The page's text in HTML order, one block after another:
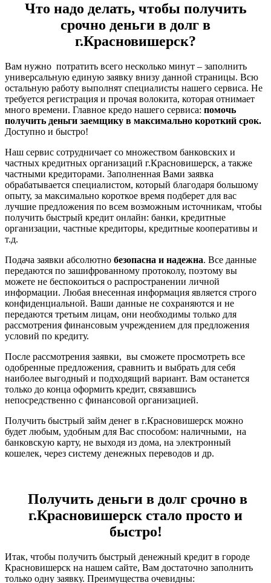
Что надо делать, чтобы получить
срочно деньги в долг в
г.Красновишерск?
Вам нужно потратить всего несколько минут – заполнить
универсальную единую заявку внизу данной страницы. Всю
остальную работу выполнят специалисты нашего сервиса. Не
требуется регистрация и прочая волокита, которая отнимает
много времени. Главное кредо нашего сервиса: помочь
получить деньги заемщику в максимально короткий срок.
Доступно и быстро!
Наш сервис сотрудничает со множеством банковских и
частных кредитных организаций г.Красновишерск, а также
частными кредиторами. Заполненная Вами заявка
обрабатывается специалистом, который благодаря большому
опыту, за максимально короткое время подберет для вас
лучшие предложения по всем возможным источникам, чтобы
получить быстрый кредит онлайн: банки, кредитные
организации, частные кредиторы, кредитные кооперативы и
т.д.
Подача заявки абсолютно безопасна и надежна. Все данные
передаются по зашифрованному протоколу, поэтому вы
можете не беспокоиться о распространении личной
информации. Любая внесенная информация является строго
конфиденциальной. Ваши данные не сохраняются и не
передаются третьим лицам, они необходимы только для
рассмотрения финансовым учреждением для предложения
условий по кредиту.
После рассмотрения заявки, вы сможете просмотреть все
одобренные предложения, сравнить и выбрать для себя
наиболее выгодный и подходящий вариант. Вам останется
только до конца оформить кредит, связавшись
непосредственно с финансовой организацией.
Получить быстрый займ денег в г.Красновишерск можно
будет любым, удобным для Вас способом: наличными, на
банковскую карту, не выходя из дома, на электронный
кошелек, через систему денежных переводов и др.
Получить деньги в долг срочно в
г.Красновишерск стало просто и
быстро!
Итак, чтобы получить быстрый денежный кредит в городе
Красновишерск на нашем сайте, Вам достаточно заполнить
только одну заявку. Преимущества очевидны: